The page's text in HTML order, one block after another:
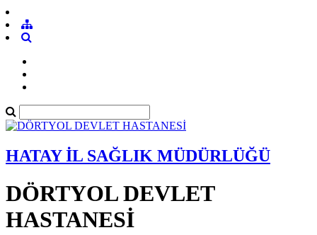
HATAY İL SAĞLIK MÜDÜRLÜĞÜ
DÖRTYOL DEVLET
HASTANESİ